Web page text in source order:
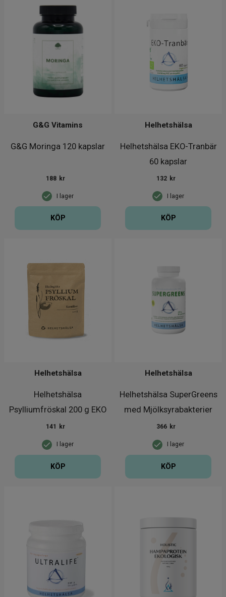
G&G Moringa 120 kapslar
G&G Vitamins
I lager
188 kr
KÖP
Helhetshälsa EKO-Tranbär
60 kapslar
Helhetshälsa
I lager
132 kr
KÖP
Helhetshälsa
Psylliumfröskal 200 g EKO
Helhetshälsa
I lager
141 kr
KÖP
Helhetshälsa SuperGreens
med Mjölksyrabakterier
25
Helhetshälsa
I lager
366 kr
KÖP